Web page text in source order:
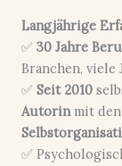
Langjährige
✅ 30 Jahre
Branchen,
✅ Seit 2010
Autorinmit
✅